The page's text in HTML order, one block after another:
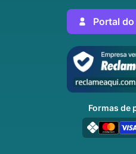
Portal
Formas de